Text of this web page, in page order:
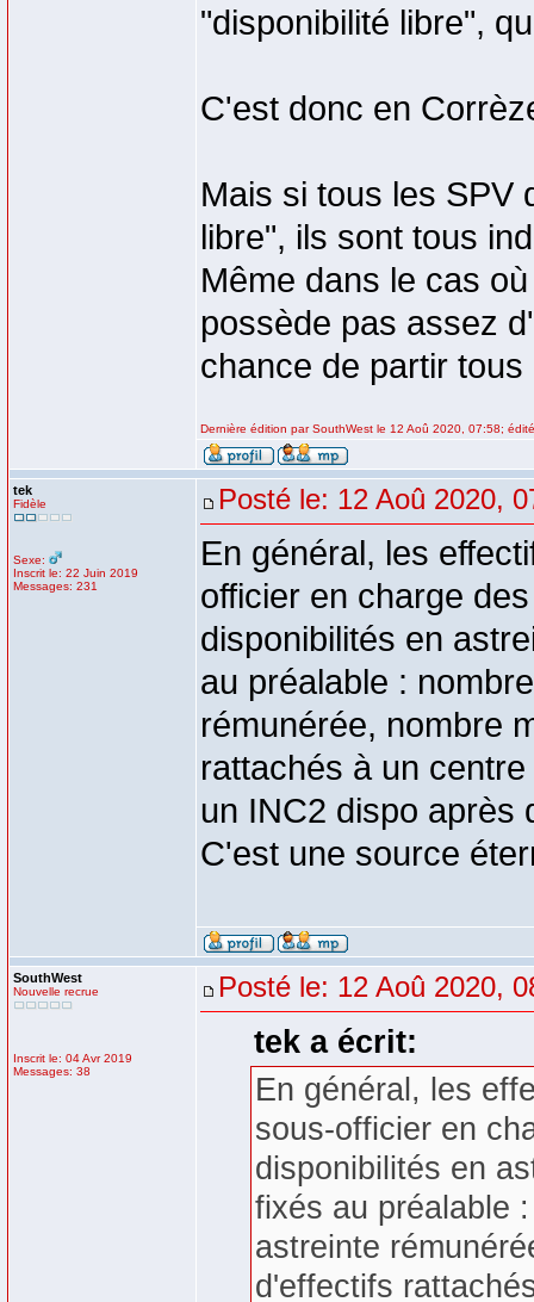
"disponibilité libre",
C'est donc en
Mais si tous les SPV
libre", ils sont tous
Même dans le cas
possède pas assez
chance de partir
Dernière édition par SouthWest le 12 Aoû 2020, 07:58;
tek
Fidèle
Sexe:
Inscrit le: 22 Juin 2019
Messages: 231
Posté le: 12 Aoû 2020,
En général, les
officier en charge
disponibilités en
au préalable :
rémunérée, nombre
rattachés à un
un INC2 dispo après
C'est une source
SouthWest
Nouvelle recrue
Inscrit le: 04 Avr 2019
Messages: 38
Posté le: 12 Aoû 2020,
tek a écrit:
En général, les
sous-officier en
disponibilités en
fixés au préalable
astreinte
d'effectifs